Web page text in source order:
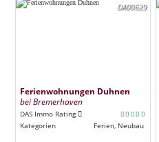
DA00629
Ferienwohnungen Duhnen
bei Bremerhaven
DAS Immo Rating
Kategorien
Ferien, Neubau